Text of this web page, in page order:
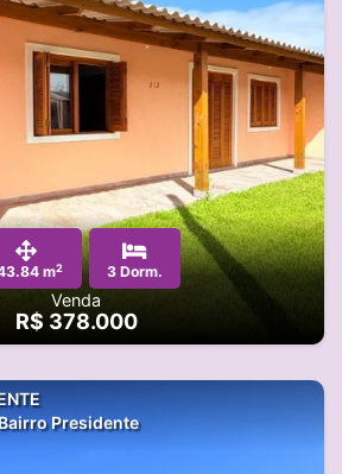
m2 3 Dorm.
Venda
R$ 378.000
Presidente